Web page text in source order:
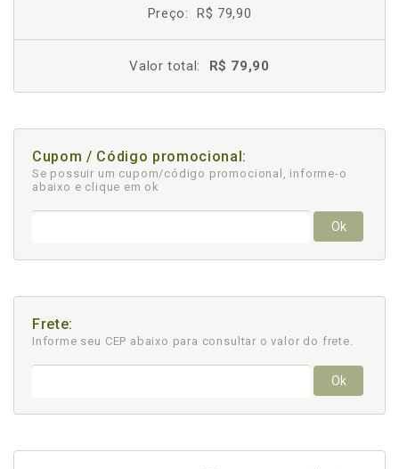
Preço: R$ 79,90
Valor total: R$ 79,90
Cupom / Código promocional:
Se possuir um cupom/código promocional, informe-o
abaixo e clique em ok
Ok
Frete:
Informe seu CEP abaixo para consultar o valor do frete.
Ok